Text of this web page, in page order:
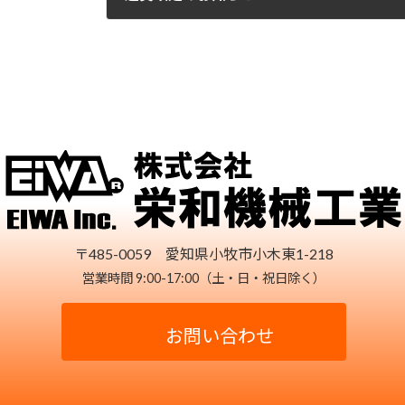
〒485-0059 愛知県小牧市小木東1-218
営業時間 9:00-17:00（土・日・祝日除く）
お問い合わせ